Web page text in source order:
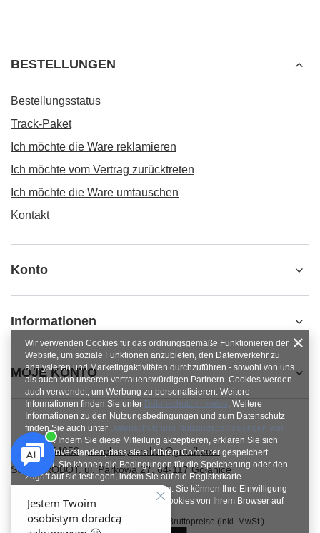
BESTELLUNGEN
Bestellungsstatus
Track-Paket
Ich möchte die Ware reklamieren
Ich möchte vom Vertrag zurücktreten
Ich möchte die Ware umtauschen
Kontakt
Konto
Informationen
MOJE KONTO
+48784454053 pawel.superrobot@gmail.com
SUPERROBOT,ul. Parkowa 27,64-117Gołanice
Im Shop präsentieren wir die Bruttopreise (inkl. MwSt.).
Wir verwenden Cookies für das ordnungsgemäße Funktionieren der
Website, um soziale Funktionen anzubieten, den Datenverkehr zu
analysieren und Marketingaktivitäten durchzuführen - sowohl von uns
als auch von unseren vertrauenswürdigen Partnern. Cookies werden
auch verwendet, um Werbung zu personalisieren. Weitere
Informationen finden Sie unter Datenschutzhinweise. Weitere
Informationen zu den Nutzungsbedingungen und zum Datenschutz
finden Sie auch unter Datenschutz und Nutzungsbedingungen von
Google. Indem Sie diese Mitteilung akzeptieren, erklären Sie sich
damit einverstanden, dass sie auf Ihrem Computer gespeichert
werden. Sie können die Bedingungen für die Speicherung oder den
Zugriff auf sie festlegen, indem Sie auf die Registerkarte
„Zustimmungen konfigurieren“ klicken. Sie können Ihre Einwilligung
jederzeit widerrufen, indem Sie die Cookies von Ihrem Browser auf
dem jeweiligen Endgerät löschen.